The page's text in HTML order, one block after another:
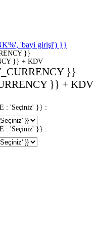
'bayi girişi') }}
}}
}} + KDV
}}
}} + KDV
: 'Seçiniz' }} :
: 'Seçiniz' }} :